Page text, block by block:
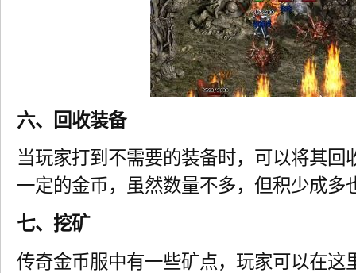
六、回收装备
当玩家打到不需要的装备时，可以将其回
一定的金币，虽然数量不多，但积少成多
七、挖矿
传奇金币服中有一些矿点，玩家可以在这